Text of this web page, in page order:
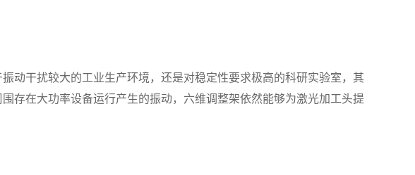
动干扰较大的工业生产环境，还是对稳定性要求极高的科研实验室，其
存在大功率设备运行产生的振动，六维调整架依然能够为激光加工头提